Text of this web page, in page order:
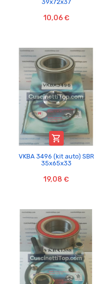
39x72x37
10,06 €

VKBA 3496 (kit auto) SBR
35x65x33
19,08 €